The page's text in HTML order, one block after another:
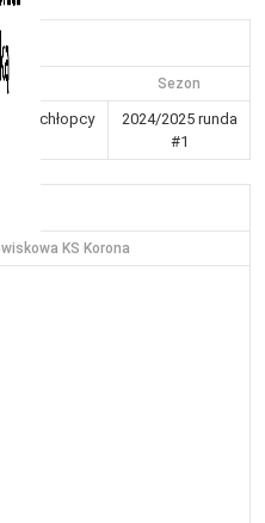
Sezon
3-4 chłopcy
2024/2025 runda
#1
KS Korona